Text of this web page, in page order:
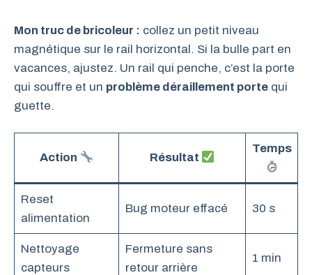
Mon truc de bricoleur : collez un petit niveau
magnétique sur le rail horizontal. Si la bulle part en
vacances, ajustez. Un rail qui penche, c’est la porte
qui souffre et un problème déraillement porte qui
guette.
Action Résultat
Temps
Reset
alimentation
Bug moteur effacé 30 s
Nettoyage
capteurs
Fermeture sans
retour arrière
1 min